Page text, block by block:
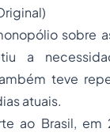
sobre
a
teve
atuais.
ao Brasil, em